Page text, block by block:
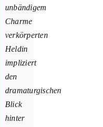
unbändigem
Charme
verkörperten
Heldin
impliziert
den
dramaturgischen
Blick
hinter